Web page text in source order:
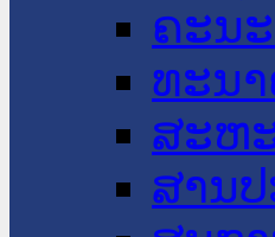
ຄະນ
ທະນ
ສະຫ
ສານ